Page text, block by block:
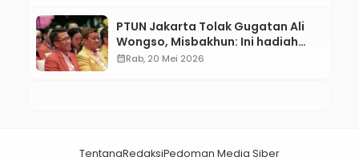
PTUN Jakarta Tolak Gugatan Ali
Wongso, Misbakhun: Ini hadiah
Ulang Tahun Ke-66 SOKSI
calendar_monthRab, 20 Mei 2026
TentangRedaksiPedoman Media Siber